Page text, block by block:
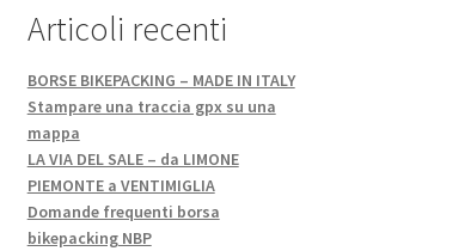
Articoli recenti
BORSE BIKEPACKING – MADE IN ITALY
Stampare una traccia gpx su una
mappa
LA VIA DEL SALE – da LIMONE
PIEMONTE a VENTIMIGLIA
Domande frequenti borsa
bikepacking NBP